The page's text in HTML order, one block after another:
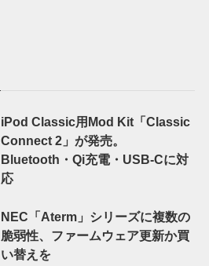
iPod Classic用Mod Kit「Classic
Connect 2」が発売。
Bluetooth・Qi充電・USB-Cに対
応
NEC「Aterm」シリーズに複数の
脆弱性、ファームウェア更新か買
い替えを